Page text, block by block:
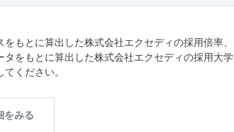
もとに算出した株式会社エクセディの採用倍率、
をもとに算出した株式会社エクセディの採用大学
ください。
をみる